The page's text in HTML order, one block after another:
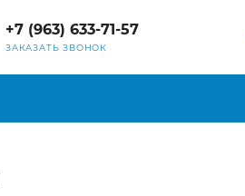
+7 (963) 633-71-57
ЗАКАЗАТЬ ЗВОНОК